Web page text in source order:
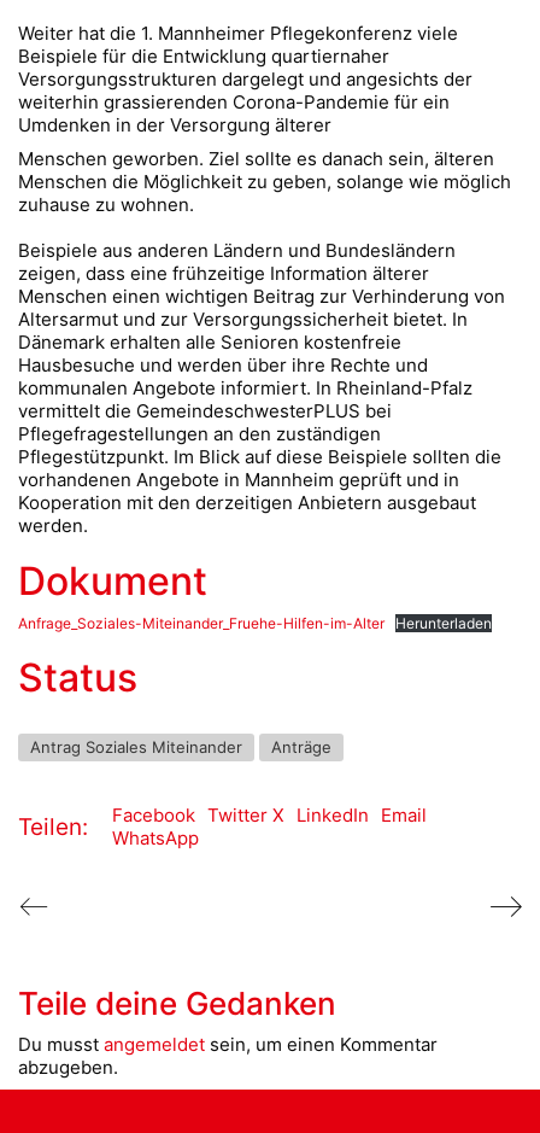
Weiter hat die 1. Mannheimer Pflegekonferenz viele
Beispiele für die Entwicklung quartiernaher
Versorgungsstrukturen dargelegt und angesichts der
weiterhin grassierenden Corona-Pandemie für ein
Umdenken in der Versorgung älterer
Menschen geworben. Ziel sollte es danach sein, älteren
Menschen die Möglichkeit zu geben, solange wie möglich
zuhause zu wohnen.
Beispiele aus anderen Ländern und Bundesländern
zeigen, dass eine frühzeitige Information älterer
Menschen einen wichtigen Beitrag zur Verhinderung von
Altersarmut und zur Versorgungssicherheit bietet. In
Dänemark erhalten alle Senioren kostenfreie
Hausbesuche und werden über ihre Rechte und
kommunalen Angebote informiert. In Rheinland-Pfalz
vermittelt die GemeindeschwesterPLUS bei
Pflegefragestellungen an den zuständigen
Pflegestützpunkt. Im Blick auf diese Beispiele sollten die
vorhandenen Angebote in Mannheim geprüft und in
Kooperation mit den derzeitigen Anbietern ausgebaut
werden.
Dokument
Anfrage_Soziales-Miteinander_Fruehe-Hilfen-im-Alter Herunterladen
Status
Antrag Soziales Miteinander Anträge
Teilen: Facebook Twitter X LinkedIn
Email
WhatsApp
Teile deine Gedanken
Du musst angemeldet sein, um einen Kommentar
abzugeben.